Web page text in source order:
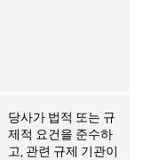
당사가 법적 또는 규
제적 요건을 준수하
고, 관련 규제 기관이